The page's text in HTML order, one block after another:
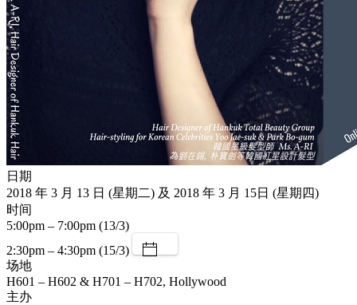
日期
2018 年 3 月 13 日 (星期二) 及 2018 年 3 月 15日 (星期四)
时间
5:00pm – 7:00pm (13/3)
2:30pm – 4:30pm (15/3)
场地
H601 – H602 & H701 – H702, Hollywood
主办